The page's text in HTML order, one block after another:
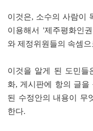
이것은, 소수의 사람이
이용해서 '제주평화인
와 제정위원들의 속셈
이것을 알게 된 도민들
화, 게시판에 항의 글을
된 수정안의 내용이 무
한다.